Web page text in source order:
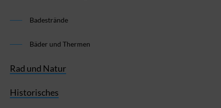
Badestrände
Bäder und Thermen
Rad und Natur
Historisches